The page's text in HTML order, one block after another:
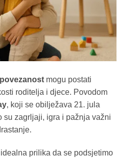
mogu postati
roditelja i djece. Povodom
, koji se obilježava 21. jula
su zagrljaji, igra i pažnja važni
prilika da se podsjetimo